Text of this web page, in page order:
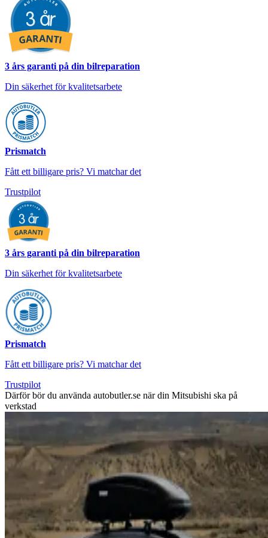
3 års garanti på din bilreparation
Din säkerhet för kvalitetsarbete
Prismatch
Fått ett billigare pris? Vi matchar det
Trustpilot
3 års garanti på din bilreparation
Din säkerhet för kvalitetsarbete
Prismatch
Fått ett billigare pris? Vi matchar det
Trustpilot
Därför bör du använda autobutler.se när din Mitsubishi ska på
verkstad